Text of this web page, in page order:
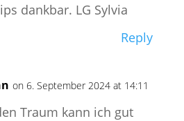
dankbar. LG Sylvia
Reply
on 6. September 2024 at 14:11
Traum kann ich gut